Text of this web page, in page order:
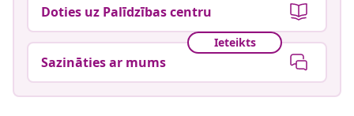
Doties uz Palīdzības centru
Ieteikts
Sazināties ar mums